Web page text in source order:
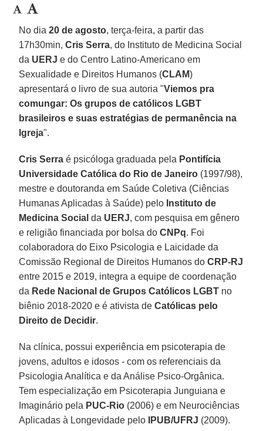
No dia20 de agosto, terça-feira, a partir das
17h30min,Cris Serra, do Instituto de Medicina Social
da UERJ e do Centro Latino-Americano em
Sexualidade e Direitos Humanos (CLAM)
apresentará o livro de sua autoria "Viemos pra
comungar: Os grupos de católicos LGBT
brasileiros e suas estratégias de permanência na
Igreja".
Cris Serra é psicóloga graduada pela Pontifícia
Universidade Católica do Rio de Janeiro (1997/98),
mestre e doutoranda em Saúde Coletiva (Ciências
Humanas Aplicadas à Saúde) pelo Instituto de
Medicina Social da UERJ, com pesquisa em gênero
e religião financiada por bolsa doCNPq. Foi
colaboradora do Eixo Psicologia e Laicidade da
Comissão Regional de Direitos Humanos doCRP-RJ
entre 2015 e 2019, integra a equipe de coordenação
da Rede Nacional de Grupos Católicos LGBT no
biênio 2018-2020 e é ativista deCatólicas pelo
Direito de Decidir.
Na clínica, possui experiência em psicoterapia de
jovens, adultos e idosos - com os referenciais da
Psicologia Analítica e da Análise Psico-Orgânica.
Tem especialização em Psicoterapia Junguiana e
Imaginário pela PUC-Rio (2006) e em Neurociências
Aplicadas à Longevidade pelo
IPUB/UFRJ (2009).